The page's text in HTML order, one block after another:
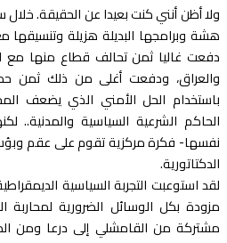
ولا أظن أنني كنت بعيدا عن الحقيقة.
هشة وبرامجها البديلة هزيلة
دفعت غاليا ثمن تحالف قطاع منها مع
والعراق، ودفعت أغلى من ذلك ثمن
باستخدام الحل الأمني الذي يضعف
الحاكم الشرعية السياسية
نفسها- فكرة مركزية تقوم على عقم
الدكتاتورية.
لقد استوعبت التجربة السياسية
مزودة بكل الوسائل الضرورية
مشتركة من القامشلي إلى درعا ومن